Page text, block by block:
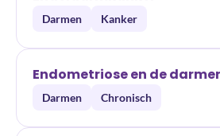
Darmen Kanker
Endometriose en de
Darmen Chronisch